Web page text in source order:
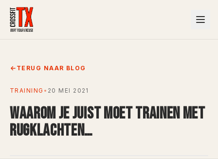
TERUG NAAR BLOG
TRAINING • 20 MEI 2021
WAAROM JE JUIST MOET TRAINEN MET
RUGKLACHTEN…